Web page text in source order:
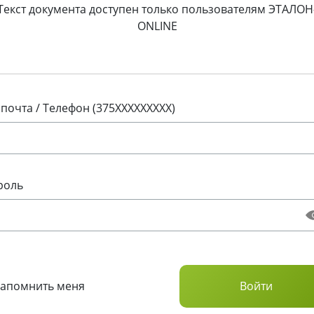
документа доступен только пользователям
ONLINE
/ Телефон (375XXXXXXXXX)
меня